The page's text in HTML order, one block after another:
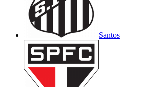
Santos